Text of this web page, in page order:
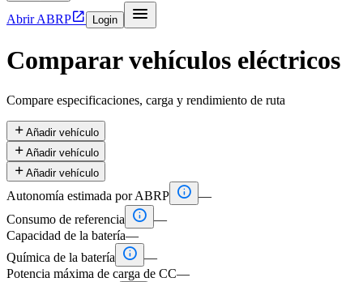
Abrir ABRP Login 
Comparar vehículos eléctricos
Compare especificaciones, carga y rendimiento de ruta
 Añadir vehículo
 Añadir vehículo
 Añadir vehículo
Autonomía estimada por ABRP  —
Consumo de referencia
 —
Capacidad de la batería—
Química de la batería
 —
Potencia máxima de carga de CC—